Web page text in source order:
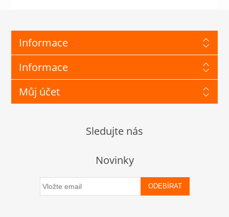
Informace
Informace
Můj účet
Sledujte nás
Novinky
ODEBÍRAT